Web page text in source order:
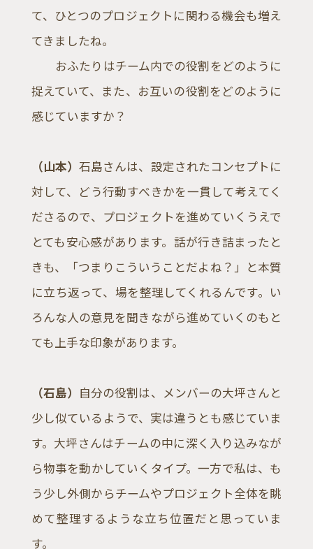
て、ひとつのプロジェクトに関わる機会も増え
てきましたね。
おふたりはチーム内での役割をどのように
捉えていて、また、お互いの役割をどのように
感じていますか？
（山本）石島さんは、設定されたコンセプトに
対して、どう行動すべきかを一貫して考えてく
ださるので、プロジェクトを進めていくうえで
とても安心感があります。話が行き詰まったと
きも、「つまりこういうことだよね？」と本質
に立ち返って、場を整理してくれるんです。い
ろんな人の意見を聞きながら進めていくのもと
ても上手な印象があります。
（石島） 自分の役割は、メンバーの大坪さんと
少し似ているようで、実は違うとも感じていま
す。大坪さんはチームの中に深く入り込みなが
ら物事を動かしていくタイプ。一方で私は、も
う少し外側からチームやプロジェクト全体を眺
めて整理するような立ち位置だと思っていま
す。